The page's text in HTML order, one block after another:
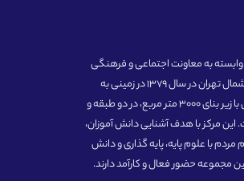
به معاونت اجتماعی و فرهنگی
شهرداری منطقه یک تهران، در شمال تهران در سال 1379 در زمینی به
مساحت 6000 متر مربع و ساختمانی با زیر بنای 3000 متر مربع، در دو طبقه و
این مرکز با هدف آشنایی دانش آموزان،
با علوم پایه، پایه گذاری و دانش
مجموعه حضور فعال و کارآمد دارند.